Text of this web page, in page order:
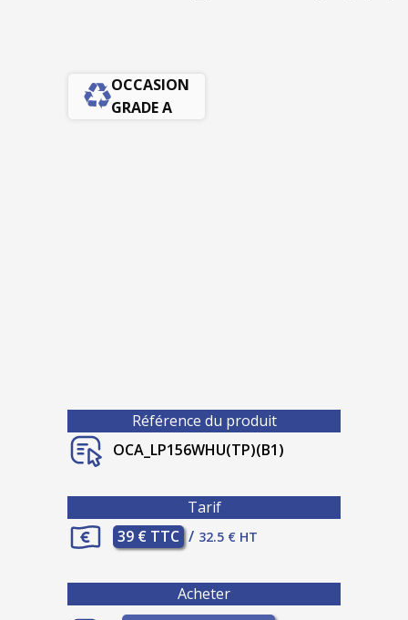
OCCASION
GRADE A
Référence du produit
OCA_LP156WHU(TP)(B1)
Tarif
39 € TTC / 32.5 € HT
Acheter